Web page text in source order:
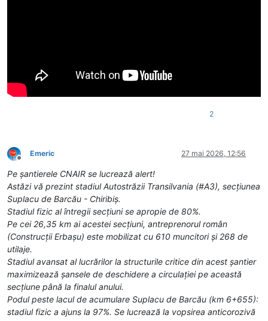
2
Deconectat
Emeric 27 mai 2026, 12:56
Pe șantierele CNAIR se lucrează alert!
Astăzi vă prezint stadiul Autostrăzii Transilvania (#A3), secțiunea
Suplacu de Barcău - Chiribiș.
Stadiul fizic al întregii secțiuni se apropie de 80%.
Pe cei 26,35 km ai acestei secțiuni, antreprenorul român
(Construcții Erbașu) este mobilizat cu 610 muncitori și 268 de
utilaje.
Stadiul avansat al lucrărilor la structurile critice din acest șantier
maximizează șansele de deschidere a circulației pe această
secțiune până la finalul anului.
Podul peste lacul de acumulare Suplacu de Barcău (km 6+655):
stadiul fizic a ajuns la 97%. Se lucrează la vopsirea anticorozivă